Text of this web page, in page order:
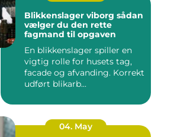
Blikkenslager viborg sådan
vælger du den rette
fagmand til opgaven
En blikkenslager spiller en
vigtig rolle for husets tag,
facade og afvanding. Korrekt
udført blikarb...
04. May